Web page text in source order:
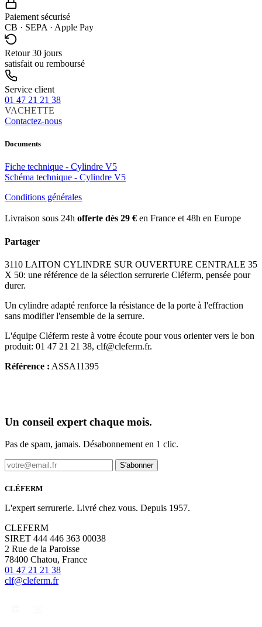
Paiement sécurisé
CB · SEPA · Apple Pay
Retour 30 jours
satisfait ou remboursé
Service client
01 47 21 21 38
VACHETTE
Contactez-nous
Documents
Fiche technique - Cylindre V5
Schéma technique - Cylindre V5
Conditions générales
Livraison sous 24h offerte dès 29 € en France et 48h en Europe
Partager
3110 LAITON CYLINDRE SUR OUVERTURE CENTRALE 35
X 50: une référence de la sélection serrurerie Cléferm, pensée pour
durer.
Un cylindre adapté renforce la résistance de la porte à l'effraction
sans modifier l'ensemble de la serrure.
L'équipe Cléferm reste à votre écoute pour vous orienter vers le bon
produit: 01 47 21 21 38, clf@cleferm.fr.
Référence : ASSA11395
Un conseil expert chaque mois.
Pas de spam, jamais. Désabonnement en 1 clic.
S'abonner
CLÉFERM
L'expert serrurerie. Livré chez vous. Depuis 1957.
CLEFERM
SIRET 444 446 363 00038
2 Rue de la Paroisse
78400 Chatou, France
01 47 21 21 38
clf@cleferm.fr